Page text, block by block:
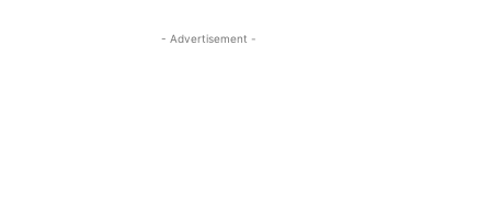
- Advertisement -